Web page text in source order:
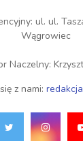
ul. ul.
Wągrowiec
Naczelny:
z nami: